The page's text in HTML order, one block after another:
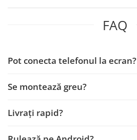
FAQ
Pot conecta telefonul la ecran?
Se montează greu?
Livrați rapid?